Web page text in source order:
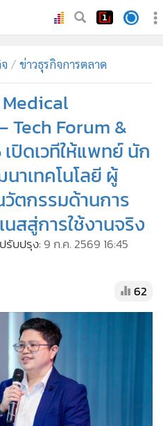
ข่าวธุรกิจการตลาด
Tech Forum &
ปิดเวทีให้แพทย์ นัก
าเทคโนโลยี ผู้
ตกรรมด้านการ
สสู่การใช้งานจริง
ปรับปรุง: 9 ก.ค. 2569 16:45
62